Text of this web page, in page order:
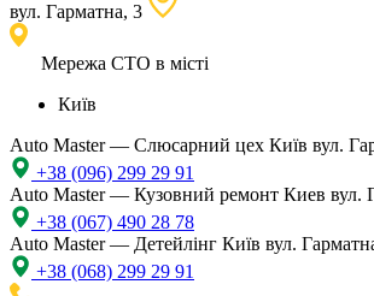
вул. Гарматна, 3
Мережа СТО в місті
Київ
Auto Master — Слюсарний цех Київ вул.
+38 (096) 299 29 91
Auto Master — Кузовний ремонт Киев вул.
+38 (067) 490 28 78
Auto Master — Детейлінг Київ вул.
+38 (068) 299 29 91